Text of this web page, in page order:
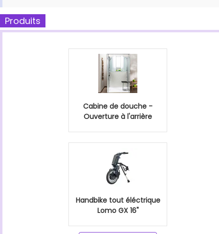
Produits
Cabine de douche -
Ouverture à l'arrière
Handbike tout éléctrique
Lomo GX 16"